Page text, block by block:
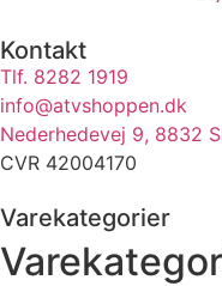
Kontakt
Tlf. 8282 1919
info@atvshoppen.dk
Nederhedevej 9, 8832
CVR 42004170
Varekategorier